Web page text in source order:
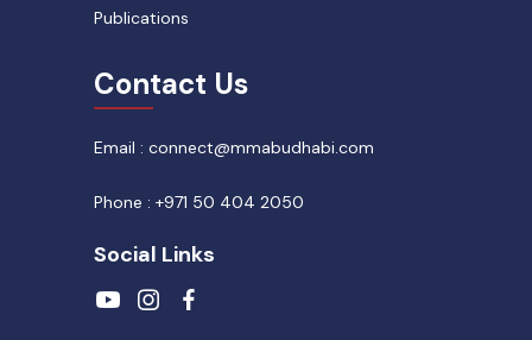
Publications
Contact Us
Email : connect@mmabudhabi.com
Phone : +971 50 404 2050
Social Links